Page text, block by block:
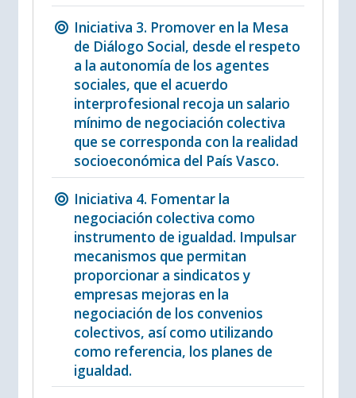
Iniciativa 3. Promover en la Mesa
de Diálogo Social, desde el respeto
a la autonomía de los agentes
sociales, que el acuerdo
interprofesional recoja un salario
mínimo de negociación colectiva
que se corresponda con la realidad
socioeconómica del País Vasco.
Iniciativa 4. Fomentar la
negociación colectiva como
instrumento de igualdad. Impulsar
mecanismos que permitan
proporcionar a sindicatos y
empresas mejoras en la
negociación de los convenios
colectivos, así como utilizando
como referencia, los planes de
igualdad.